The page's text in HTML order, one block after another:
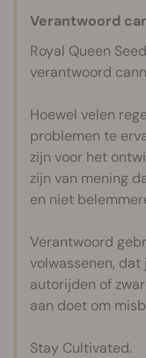
Verantwoord
Royal Queen
verantwoord
Hoewel velen
problemen te
zijn voor het
zijn van mening
en niet
Verantwoord
volwassenen,
autorijden of
aan doet om
Stay Cultivated.